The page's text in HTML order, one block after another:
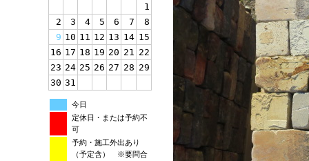
1
2
3 4 5 6 7
8
9 10 11 12 13 14 15
16 17 18 19 20 21 22
23 24 25 26 27 28 29
30 31
今日
定休日・または予約不
可
予約・施工外出あり
（予定含） ※要問合